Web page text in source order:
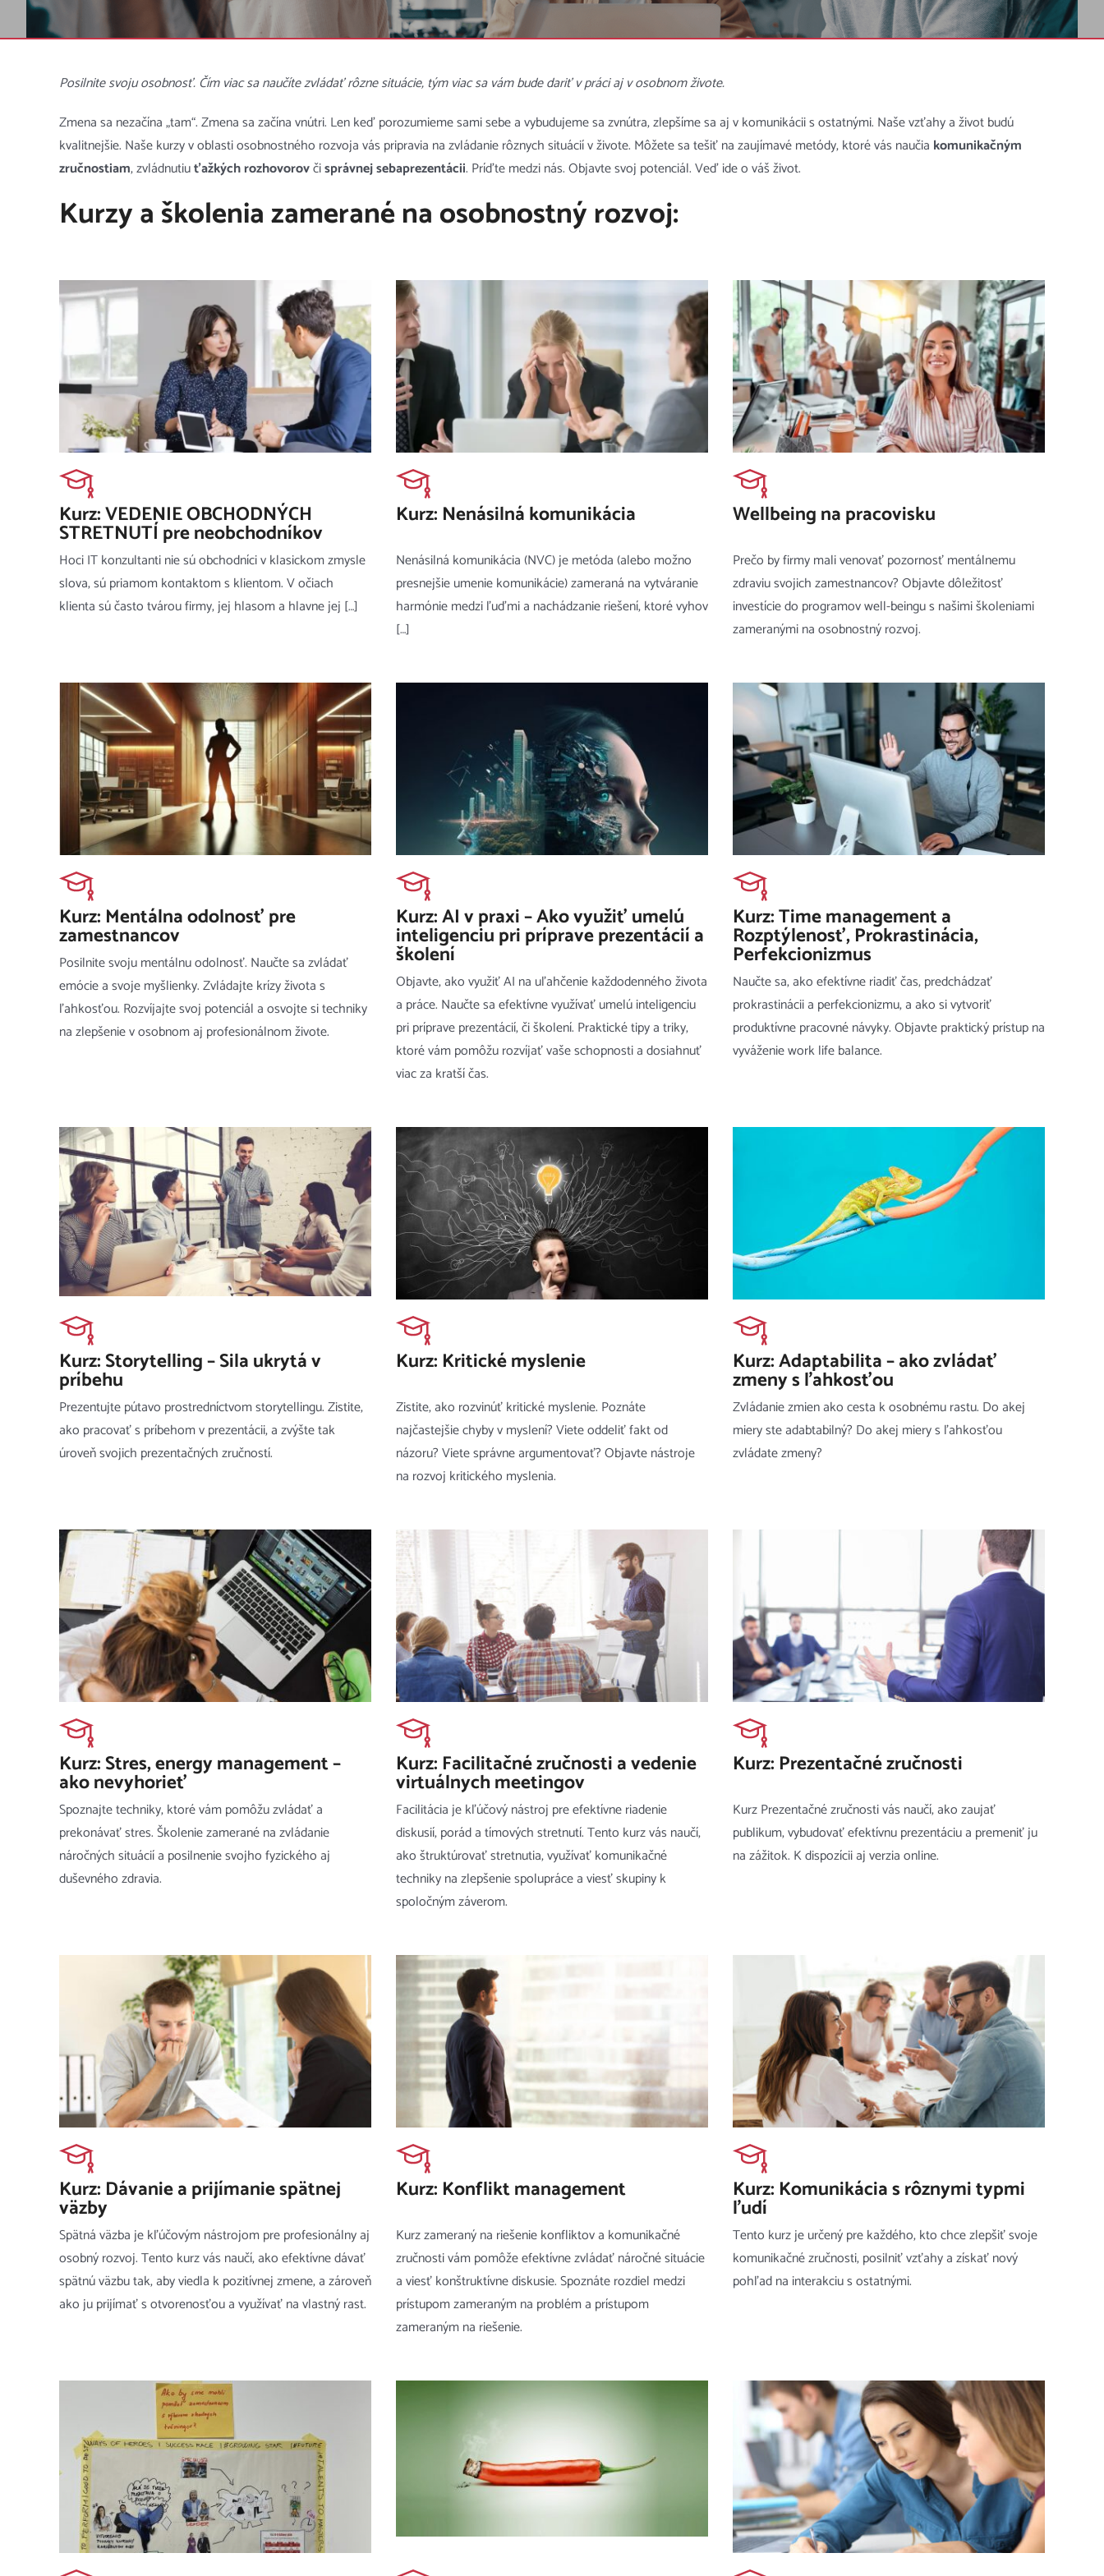
Posilnite svoju osobnosť. Čím viac sa naučíte zvládať rôzne situácie, tým viac sa vám bude dariť v práci aj v osobnom živote.
Zmena sa nezačína „tam“. Zmena sa začína vnútri. Len keď porozumieme sami sebe a vybudujeme sa zvnútra, zlepšíme sa aj v komunikácii s ostatnými. Naše vzťahy a život budú
kvalitnejšie. Naše kurzy v oblasti osobnostného rozvoja vás pripravia na zvládanie rôznych situácií v živote. Môžete sa tešiť na zaujímavé metódy, ktoré vás naučia komunikačným
zručnostiam, zvládnutiuťažkých rozhovorovčisprávnej sebaprezentácii. Príďte medzi nás. Objavte svoj potenciál. Veď ide o váš život.
Kurzy a školenia zamerané na osobnostný rozvoj:
Kurz: VEDENIE OBCHODNÝCH
STRETNUTÍ pre neobchodníkov
Hoci IT konzultanti nie sú obchodníci v klasickom zmysle
slova, sú priamom kontaktom s klientom. V očiach
klienta sú často tvárou firmy, jej hlasom a hlavne jej […]
Kurz: Nenásilná komunikácia
Nenásilná komunikácia (NVC) je metóda (alebo možno
presnejšie umenie komunikácie) zameraná na vytváranie
harmónie medzi ľuďmi a nachádzanie riešení, ktoré vyhov
[…]
Wellbeing na pracovisku
Prečo by firmy mali venovať pozornosť mentálnemu
zdraviu svojich zamestnancov? Objavte dôležitosť
investície do programov well-beingu s našimi školeniami
zameranými na osobnostný rozvoj.
Kurz: Mentálna odolnosť pre
zamestnancov
Posilnite svoju mentálnu odolnosť. Naučte sa zvládať
emócie a svoje myšlienky. Zvládajte krízy života s
ľahkosťou. Rozvíjajte svoj potenciál a osvojte si techniky
na zlepšenie v osobnom aj profesionálnom živote.
Kurz: AI v praxi – Ako využiť umelú
inteligenciu pri príprave prezentácií a
školení
Objavte, ako využiť AI na uľahčenie každodenného života
a práce. Naučte sa efektívne využívať umelú inteligenciu
pri príprave prezentácií, či školení. Praktické tipy a triky,
ktoré vám pomôžu rozvíjať vaše schopnosti a dosiahnuť
viac za kratší čas.
Kurz: Time management a
Rozptýlenosť, Prokrastinácia,
Perfekcionizmus
Naučte sa, ako efektívne riadiť čas, predchádzať
prokrastinácii a perfekcionizmu, a ako si vytvoriť
produktívne pracovné návyky. Objavte praktický prístup na
vyváženie work life balance.
Kurz: Storytelling – Sila ukrytá v
príbehu
Prezentujte pútavo prostredníctvom storytellingu. Zistite,
ako pracovať s príbehom v prezentácii, a zvýšte tak
úroveň svojich prezentačných zručností.
Kurz: Kritické myslenie
Zistite, ako rozvinúť kritické myslenie. Poznáte
najčastejšie chyby v myslení? Viete oddeliť fakt od
názoru? Viete správne argumentovať? Objavte nástroje
na rozvoj kritického myslenia.
Kurz: Adaptabilita – ako zvládať
zmeny s ľahkosťou
Zvládanie zmien ako cesta k osobnému rastu. Do akej
miery ste adabtabilný? Do akej miery s ľahkosťou
zvládate zmeny?
Kurz: Stres, energy management –
ako nevyhorieť
Spoznajte techniky, ktoré vám pomôžu zvládať a
prekonávať stres. Školenie zamerané na zvládanie
náročných situácií a posilnenie svojho fyzického aj
duševného zdravia.
Kurz: Facilitačné zručnosti a vedenie
virtuálnych meetingov
Facilitácia je kľúčový nástroj pre efektívne riadenie
diskusií, porád a tímových stretnutí. Tento kurz vás naučí,
ako štruktúrovať stretnutia, využívať komunikačné
techniky na zlepšenie spolupráce a viesť skupiny k
spoločným záverom.
Kurz: Prezentačné zručnosti
Kurz Prezentačné zručnosti vás naučí, ako zaujať
publikum, vybudovať efektívnu prezentáciu a premeniť ju
na zážitok. K dispozícii aj verzia online.
Kurz: Dávanie a prijímanie spätnej
väzby
Spätná väzba je kľúčovým nástrojom pre profesionálny aj
osobný rozvoj. Tento kurz vás naučí, ako efektívne dávať
spätnú väzbu tak, aby viedla k pozitívnej zmene, a zároveň
ako ju prijímať s otvorenosťou a využívať na vlastný rast.
Kurz: Konflikt management
Kurz zameraný na riešenie konfliktov a komunikačné
zručnosti vám pomôže efektívne zvládať náročné situácie
a viesť konštruktívne diskusie. Spoznáte rozdiel medzi
prístupom zameraným na problém a prístupom
zameraným na riešenie.
Kurz: Komunikácia s rôznymi typmi
ľudí
Tento kurz je určený pre každého, kto chce zlepšiť svoje
komunikačné zručnosti, posilniť vzťahy a získať nový
pohľad na interakciu s ostatnými.